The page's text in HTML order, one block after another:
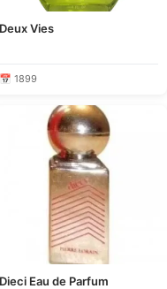
Deux Vies
📅 1899
Dieci Eau de Parfum